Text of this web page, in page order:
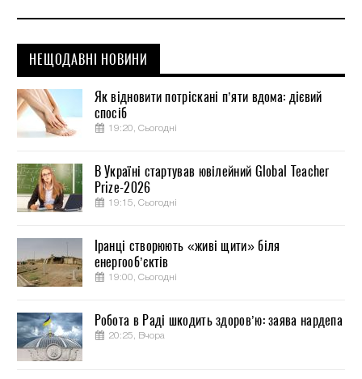
НЕЩОДАВНІ НОВИНИ
Як відновити потріскані п’яти вдома: дієвий
спосіб
19:20, Сьогодні
В Україні стартував ювілейний Global Teacher
Prize-2026
19:15, Сьогодні
Іранці створюють «живі щити» біля
енергооб’єктів
19:00, Сьогодні
Робота в Раді шкодить здоров’ю: заява нардепа
20:25, Вчора